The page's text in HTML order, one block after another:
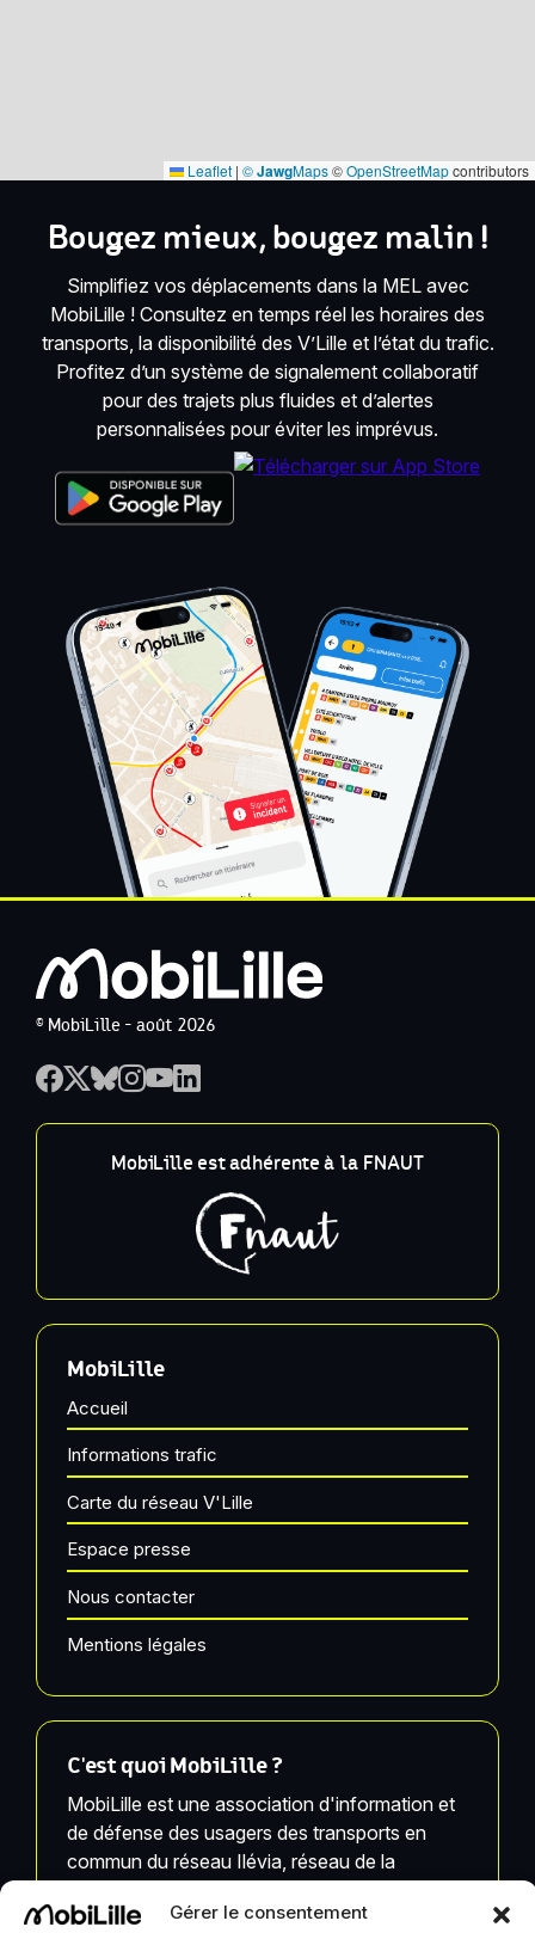
Gérer le consentement
Leaflet | ©JawgMaps©OpenStreetMapcontributors
Bougez mieux, bougez malin !
Simplifiez vos déplacements dans la MEL avec
MobiLille ! Consultez en temps réel les horaires des
transports, la disponibilité des V’Lille et l’état du trafic.
Profitez d’un système de signalement collaboratif
pour des trajets plus fluides et d’alertes
personnalisées pour éviter les imprévus.
© MobiLille - août 2026
MobiLille est adhérente à la FNAUT
MobiLille
Accueil
Informations trafic
Carte du réseau V'Lille
Espace presse
Nous contacter
Mentions légales
C'est quoi MobiLille ?
MobiLille est une association d'information et
de défense des usagers des transports en
commun du réseau Ilévia, réseau de la